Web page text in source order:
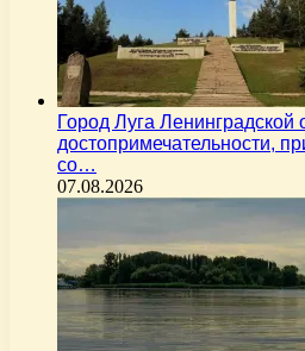
Город Луга
достопримечательности,
со…
07.08.2026